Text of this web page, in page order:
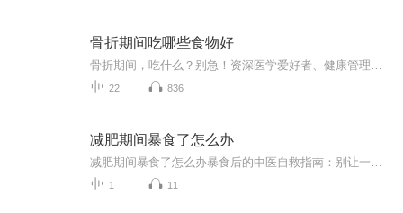
骨折期间吃哪些食物好
22 836
减肥期间暴食了怎么办
1 11